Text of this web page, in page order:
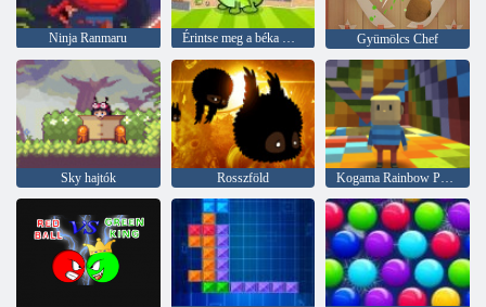
Ninja Ranmaru Gyümölcs Chef
Sky hajtók Rosszföld